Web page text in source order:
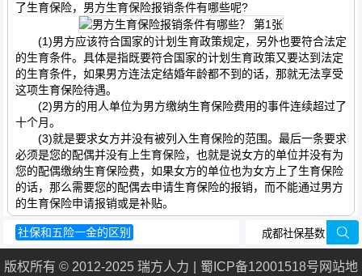
了生育保险，男方生育保险报销条件有哪些呢?
(1)男方应该符合国家的计划生育政策规定，另外也要符合法定
的生育条件。具体是指既要符合国家的计划生育政策又要达到法定
的生育条件，如果男方连法定结婚年龄都不到的话，那就无法享受
这项生育保险待遇。
(2)男方的用人单位为男方缴纳生育保险费用的事件连续超过了
十个月。
(3)就是要求女方并没有被列入生育保险的范围。最后一条要求
必须是您的配偶并没有上生育保险，也就是说女方的单位并没有为
您的配偶缴纳生育保险费，如果女方的单位也为女方上了生育保险
的话，那么需要您的配偶去申请生育保险的报销，而不能通过男方
的生育保险申请报销或是补贴。
社保和五险一金的区别
天津养老保险新政策
版权所有 © 2012-2025 瑞方人力 蜀ICP备12001518号 网站地